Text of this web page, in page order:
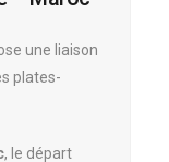
une liaison
plates-
, le départ